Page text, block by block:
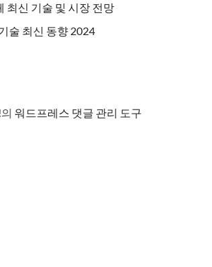
최신 기술 및 시장 전망
술 최신 동향 2024
의 워드프레스 댓글 관리 도구